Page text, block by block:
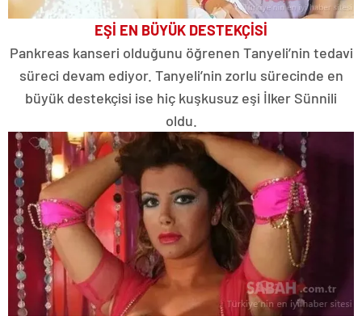
EŞİ EN BÜYÜK DESTEKÇİSİ
Pankreas kanseri olduğunu öğrenen Tanyeli’nin tedavi
süreci devam ediyor. Tanyeli’nin zorlu sürecinde en
büyük destekçisi ise hiç kuşkusuz eşi İlker Sünnili
oldu.